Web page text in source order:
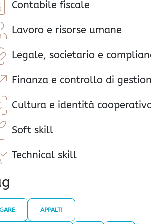
Contabile fiscale
Lavoro e risorse umane
Legale, societario e
Finanza e controllo di
Cultura e identità
Soft skill
Technical skill
GARE APPALTI